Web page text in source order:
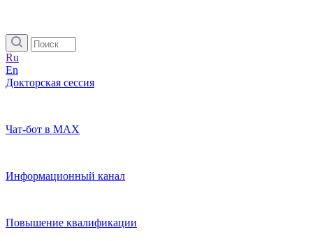
Ru
En
Докторская сессия
Чат-бот в MAX
Информационный канал
Повышение квалификации